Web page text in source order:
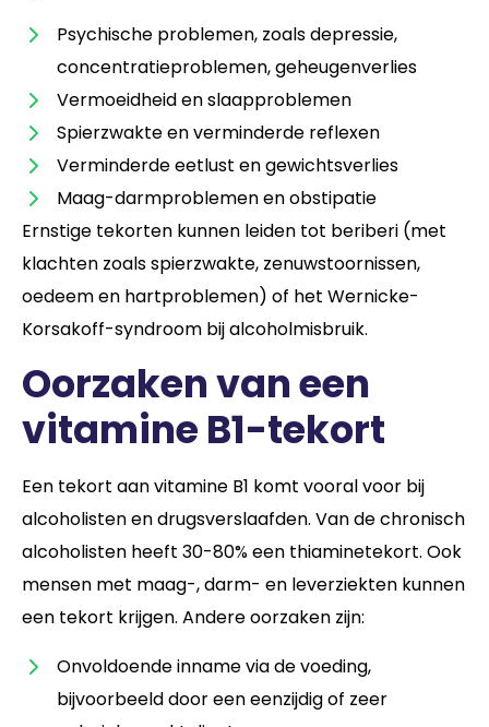
Psychische problemen, zoals depressie,
concentratieproblemen, geheugenverlies
Vermoeidheid en slaapproblemen
Spierzwakte en verminderde reflexen
Verminderde eetlust en gewichtsverlies
Maag-darmproblemen en obstipatie
Ernstige tekorten kunnen leiden tot beriberi (met
klachten zoals spierzwakte, zenuwstoornissen,
oedeem en hartproblemen) of het Wernicke-
Korsakoff-syndroom bij alcoholmisbruik.
Oorzaken van een
vitamine B1-tekort
Een tekort aan vitamine B1 komt vooral voor bij
alcoholisten en drugsverslaafden. Van de chronisch
alcoholisten heeft 30-80% een thiaminetekort. Ook
mensen met maag-, darm- en leverziekten kunnen
een tekort krijgen. Andere oorzaken zijn:
Onvoldoende inname via de voeding,
bijvoorbeeld door een eenzijdig of zeer